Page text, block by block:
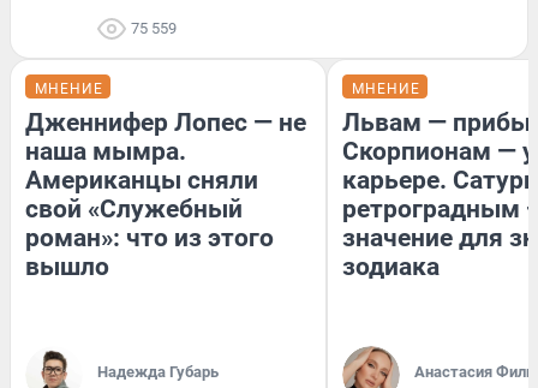
75 559
МНЕНИЕ
Дженнифер Лопес — не
наша мымра.
Американцы сняли
свой «Служебный
роман»: что из этого
вышло
Надежда Губарь
МНЕНИЕ
Львам —
Скорпионам —
карьере.
ретроградным
значение для
зодиака
Анастасия